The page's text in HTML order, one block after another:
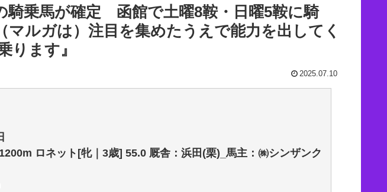
騎乗馬が確定 函館で土曜8鞍・日曜5鞍に騎
ルガは）注目を集めたうえで能力を出してく
ります』
2025.07.10
ロネット[牝｜3歳] 55.0 厩舎：浜田(栗)_馬主：㈱シンザンク